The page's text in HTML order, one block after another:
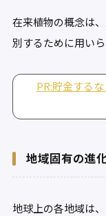
在来植物の概念は
別するために用いら
PR:貯金する
地域固有の進
地球上の各地域は